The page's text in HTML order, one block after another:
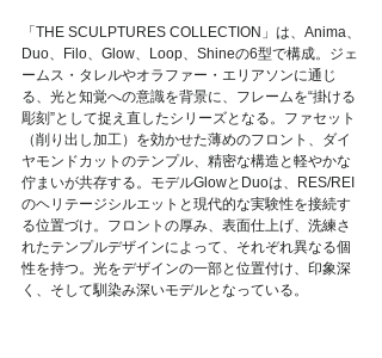
「THE SCULPTURES COLLECTION」は、Anima、
Duo、Filo、Glow、Loop、Shineの6型で構成。ジェ
ームス・タレルやオラファー・エリアソンに通じ
る、光と知覚への意識を背景に、フレームを“掛ける
彫刻”として捉え直したシリーズとなる。ファセット
（削り出し加工）を効かせた薄めのフロント、ダイ
ヤモンドカットのテンプル、精密な構造と軽やかな
佇まいが共存する。モデルGlowとDuoは、RES/REI
のヘリテージシルエットと現代的な実験性を接続す
る位置づけ。フロントの厚み、表面仕上げ、洗練さ
れたテンプルデザインによって、それぞれ異なる個
性を持つ。光をデザインの一部と位置付け、印象深
く、そして馴染み深いモデルとなっている。